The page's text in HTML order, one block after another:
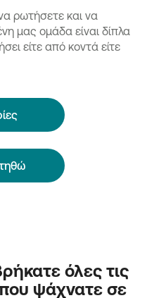
ρωτήσετε και να
μας ομάδα είναι δίπλα
είτε από κοντά είτε
όλες τις
ψάχνατε σε